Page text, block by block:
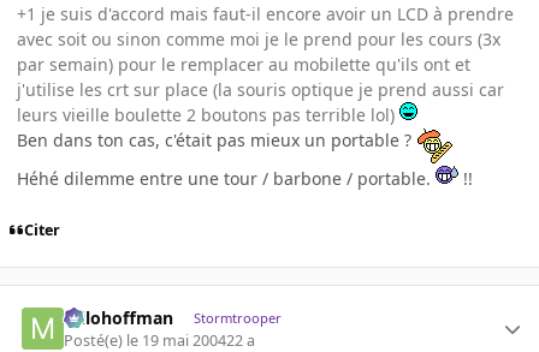
+1 je suis d'accord mais faut-il encore avoir un LCD à prendre
avec soit ou sinon comme moi je le prend pour les cours (3x
par semain) pour le remplacer au mobilette qu'ils ont et
j'utilise les crt sur place (la souris optique je prend aussi car
leurs vieille boulette 2 boutons pas terrible lol)
Ben dans ton cas, c'était pas mieux un portable ?
Héhé dilemme entre une tour / barbone / portable.
!!
Citer
milohoffman Stormtrooper
Posté(e) le 19 mai 200422 a